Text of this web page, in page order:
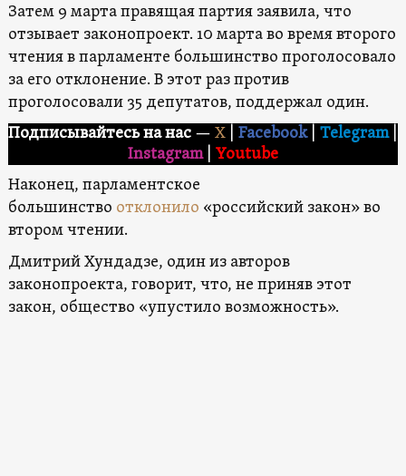
Затем 9 марта правящая партия заявила, что
отзывает законопроект. 10 марта во время второго
чтения в парламенте большинство проголосовало
за его отклонение. В этот раз против
проголосовали 35 депутатов, поддержал один.
Подписывайтесь на нас — X Facebook Telegram|
Instagram
Youtube
Наконец, парламентское
большинство отклонило «российский закон» во
втором чтении.
Дмитрий Хундадзе, один из авторов
законопроекта, говорит, что, не приняв этот
закон, общество «упустило возможность».